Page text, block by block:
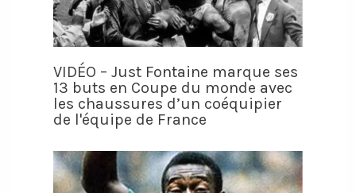
VIDÉO – Just Fontaine marque ses
13 buts en Coupe du monde avec
les chaussures d’un coéquipier
de l'équipe de France